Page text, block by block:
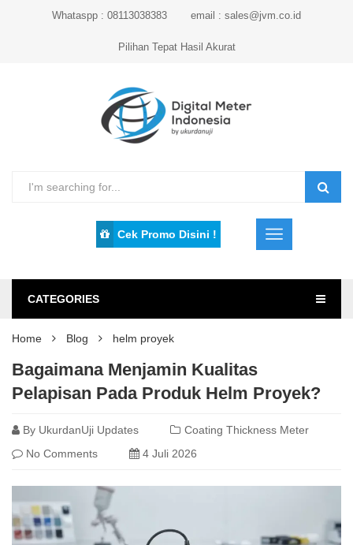
Whataspp : 08113038383 email : sales@jvm.co.id
Pilihan Tepat Hasil Akurat
Cek Promo Disini !
CATEGORIES
Home Blog helm proyek
Bagaimana Menjamin Kualitas
Pelapisan Pada Produk Helm Proyek?
By UkurdanUji Updates
Coating Thickness Meter
No Comments
4 Juli 2026